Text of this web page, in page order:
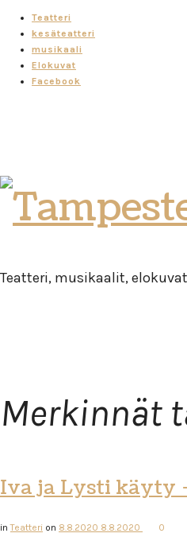
Teatteri
kesäteatteri
musikaali
Elokuvat
Facebook
Teatro
Teatteri, musikaalit, elokuvat
Merkinnät
Iva ja Lysti käyty
inTeatteri on 8.8.2020 8.8.2020 0